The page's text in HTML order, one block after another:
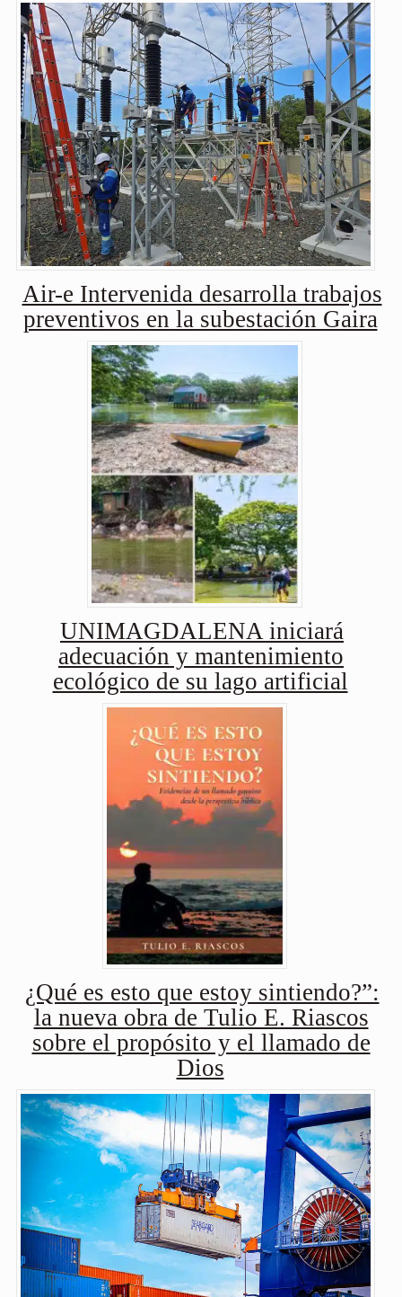
Air-e Intervenida desarrolla trabajos
preventivos en la subestación Gaira
UNIMAGDALENA iniciará
adecuación y mantenimiento
ecológico de su lago artificial
¿Qué es esto que estoy sintiendo?”:
la nueva obra de Tulio E. Riascos
sobre el propósito y el llamado de
Dios